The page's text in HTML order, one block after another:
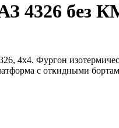
4326 без
4х4. Фургон
с откидными